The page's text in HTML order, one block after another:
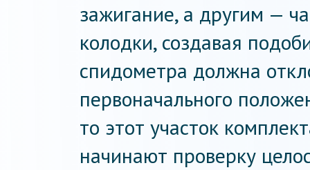
зажигание, а другим —
колодки, создавая
спидометра должна
первоначального
то этот участок
начинают проверку